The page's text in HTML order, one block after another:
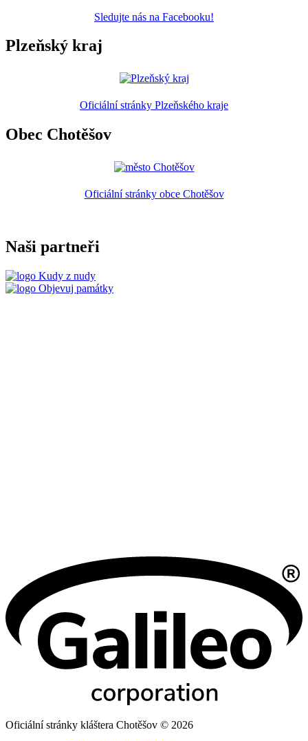
Sledujte nás na Facebooku!
Plzeňský kraj
Oficiální stránky Plzeňského kraje
Obec Chotěšov
Oficiální stránky obce Chotěšov
Naši partneři
Kudy z nudy
Objevuj památky
Oficiální stránky kláštera Chotěšov © 2026